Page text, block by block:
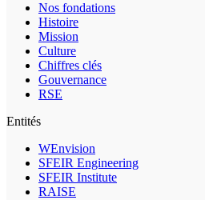
Nos fondations
Histoire
Mission
Culture
Chiffres clés
Gouvernance
RSE
Entités
WEnvision
SFEIR Engineering
SFEIR Institute
RAISE